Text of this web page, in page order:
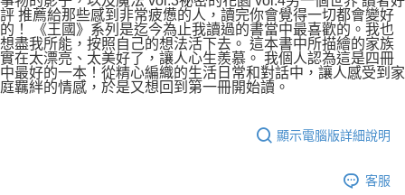
評 推薦給那些感到非常疲憊的人，讀完你會覺得一切都會變好
的！ 《王國》系列是迄今為止我讀過的書當中最喜歡的。我也
想盡我所能，按照自己的想法活下去。 這本書中所描繪的家族
實在太漂亮、太美好了，讓人心生羨慕。 我個人認為這是四冊
中最好的一本！從精心編織的生活日常和對話中，讓人感受到家
庭羈絆的情感，於是又想回到第一冊開始讀。
顯示電腦版詳細說明
客服